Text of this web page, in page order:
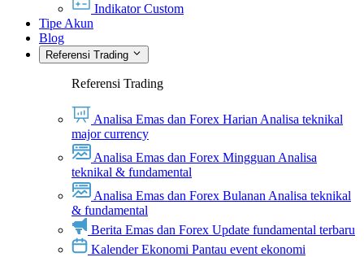
Indikator Custom
Tipe Akun
Blog
Referensi Trading
Referensi Trading
Analisa Emas dan Forex Harian Analisa teknikal
major currency
Analisa Emas dan Forex Mingguan Analisa
teknikal & fundamental
Analisa Emas dan Forex Bulanan Analisa teknikal
& fundamental
Berita Emas dan Forex Update fundamental terbaru
Kalender Ekonomi Pantau event ekonomi